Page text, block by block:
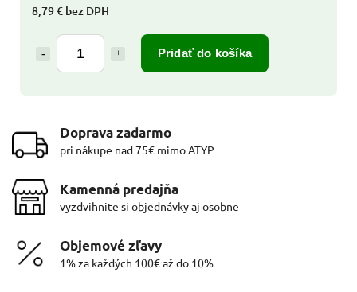
8,79 € bez DPH
Pridať do košíka
Doprava zadarmo
pri nákupe nad 75€ mimo ATYP
Kamenná predajňa
vyzdvihnite si objednávky aj osobne
Objemové zľavy
1% za každých 100€ až do 10%